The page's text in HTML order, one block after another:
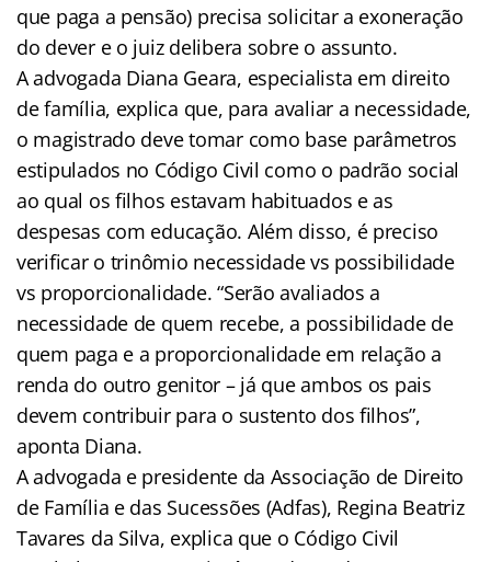
que paga a pensão) precisa solicitar a exoneração
do dever e o juiz delibera sobre o assunto.
A advogada Diana Geara, especialista em direito
de família, explica que, para avaliar a necessidade,
o magistrado deve tomar como base parâmetros
estipulados no Código Civil como o padrão social
ao qual os filhos estavam habituados e as
despesas com educação. Além disso, é preciso
verificar o trinômio necessidade vs possibilidade
vs proporcionalidade. “Serão avaliados a
necessidade de quem recebe, a possibilidade de
quem paga e a proporcionalidade em relação a
renda do outro genitor – já que ambos os pais
devem contribuir para o sustento dos filhos”,
aponta Diana.
A advogada e presidente da Associação de Direito
de Família e das Sucessões (Adfas), Regina Beatriz
Tavares da Silva, explica que o Código Civil